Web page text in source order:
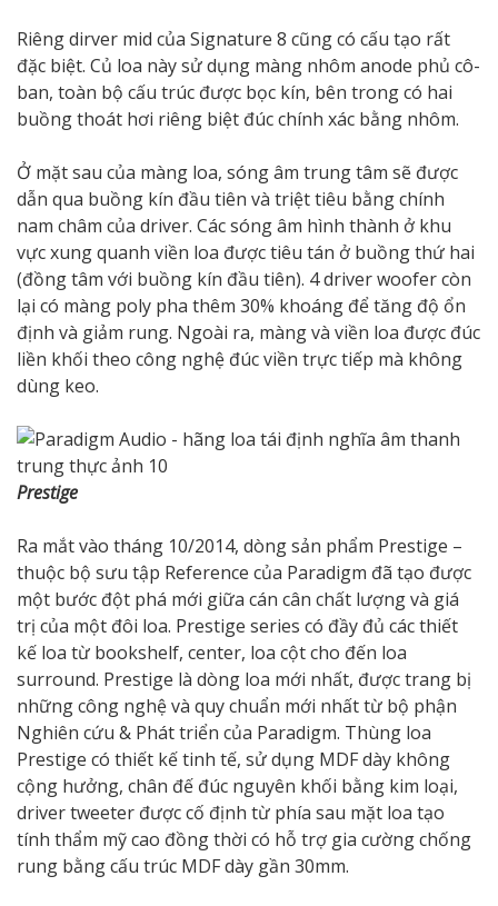
Riêng dirver mid của Signature 8 cũng có cấu tạo rất
đặc biệt. Củ loa này sử dụng màng nhôm anode phủ cô-
ban, toàn bộ cấu trúc được bọc kín, bên trong có hai
buồng thoát hơi riêng biệt đúc chính xác bằng nhôm.
Ở mặt sau của màng loa, sóng âm trung tâm sẽ được
dẫn qua buồng kín đầu tiên và triệt tiêu bằng chính
nam châm của driver. Các sóng âm hình thành ở khu
vực xung quanh viền loa được tiêu tán ở buồng thứ hai
(đồng tâm với buồng kín đầu tiên). 4 driver woofer còn
lại có màng poly pha thêm 30% khoáng để tăng độ ổn
định và giảm rung. Ngoài ra, màng và viền loa được đúc
liền khối theo công nghệ đúc viền trực tiếp mà không
dùng keo.
Prestige
Ra mắt vào tháng 10/2014, dòng sản phẩm Prestige –
thuộc bộ sưu tập Reference của Paradigm đã tạo được
một bước đột phá mới giữa cán cân chất lượng và giá
trị của một đôi loa. Prestige series có đầy đủ các thiết
kế loa từ bookshelf, center, loa cột cho đến loa
surround. Prestige là dòng loa mới nhất, được trang bị
những công nghệ và quy chuẩn mới nhất từ bộ phận
Nghiên cứu & Phát triển của Paradigm. Thùng loa
Prestige có thiết kế tinh tế, sử dụng MDF dày không
cộng hưởng, chân đế đúc nguyên khối bằng kim loại,
driver tweeter được cố định từ phía sau mặt loa tạo
tính thẩm mỹ cao đồng thời có hỗ trợ gia cường chống
rung bằng cấu trúc MDF dày gần 30mm.